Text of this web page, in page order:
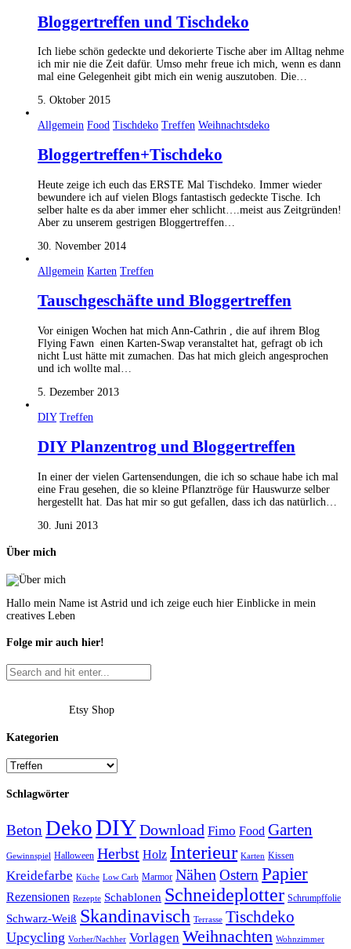
Bloggertreffen und Tischdeko
Ich liebe schön gedeckte und dekorierte Tische aber im Alltag nehme
ich mir nie die Zeit dafür. Umso mehr freue ich mich, wenn es dann
mal eine Gelegenheit gibt mich ein wenig auszutoben. Die…
5. Oktober 2015
Allgemein Food Tischdeko Treffen Weihnachtsdeko
Bloggertreffen+Tischdeko
Heute zeige ich euch das ERSTE Mal Tischdeko. Immer wieder
bewundere ich auf vielen Blogs fantastisch gedeckte Tische. Ich
selber halte es da aber immer eher schlicht….meist aus Zeitgründen!
Aber zu unserem gestrigen Bloggertreffen…
30. November 2014
Allgemein Karten Treffen
Tauschgeschäfte und Bloggertreffen
Vor einigen Wochen hat mich Ann-Cathrin , die auf ihrem Blog
Flying Fawn einen Karten-Swap veranstaltet hat, gefragt ob ich
nicht Lust hätte mit zumachen. Das hat mich gleich angesprochen
und ich wollte mal…
5. Dezember 2013
DIY Treffen
DIY Planzentrog und Bloggertreffen
In einer der vielen Gartensendungen, die ich so schaue habe ich mal
eine Frau gesehen, die so kleine Pflanztröge für Hauswurze selber
hergestellt hat. Das hat mir so gut gefallen, dass ich das natürlich…
30. Juni 2013
Über mich
Hallo mein Name ist Astrid und ich zeige euch hier Einblicke in mein
creatives Leben
Folge mir auch hier!
Etsy Shop
Kategorien
Schlagwörter
BetonDekoDIYDownload Fimo Food Garten
Gewinnspiel Halloween Herbst Holz Interieur Karten Kissen
Kreidefarbe Küche Low Carb Marmor NähenOsternPapier
Rezensionen Rezepte Schablonen Schneideplotter Schrumpffolie
Schwarz-Weiß Skandinavisch Terrasse Tischdeko
Upcycling Vorher/Nachher Vorlagen Weihnachten Wohnzimmer